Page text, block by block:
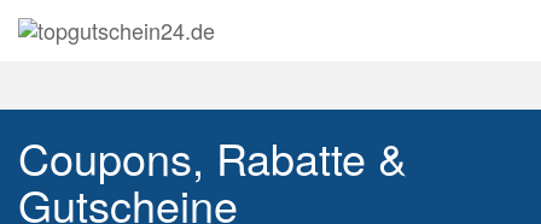
Coupons, Rabatte &
Gutscheine